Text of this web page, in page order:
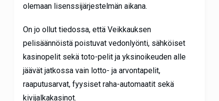
olemaan lisenssijärjestelmän aikana.
On jo ollut tiedossa, että Veikkauksen
pelisäännöistä poistuvat vedonlyönti, sähköiset
kasinopelit sekä toto-pelit ja yksinoikeuden alle
jäävät jatkossa vain lotto- ja arvontapelit,
raaputusarvat, fyysiset raha-automaatit sekä
kivijalkakasinot.